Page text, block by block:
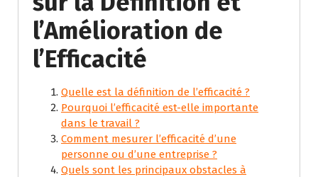
l’Amélioration de
l’Efficacité
Quelle est la définition de l’efficacité ?
Pourquoi l’efficacité est-elle importante
dans le travail ?
Comment mesurer l’efficacité d’une
personne ou d’une entreprise ?
Quels sont les principaux obstacles à